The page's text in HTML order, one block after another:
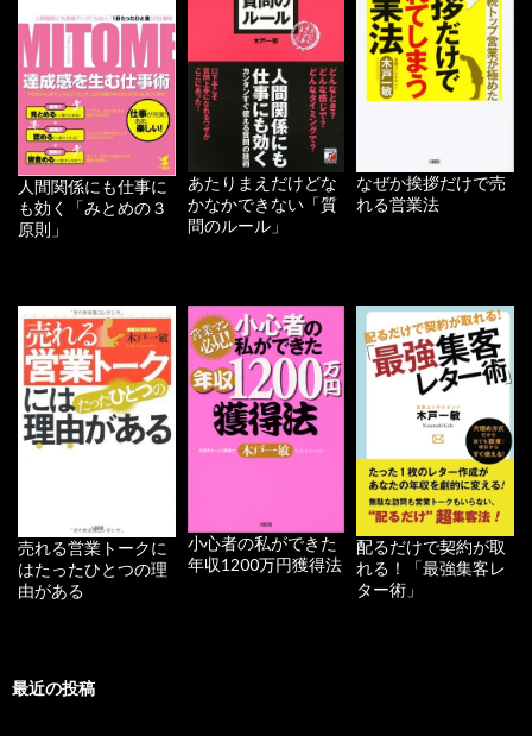
人間関係にも仕事に
も効く「みとめの３
原則」
あたりまえだけどな
かなかできない「質
問のルール」
なぜか挨拶だけで売
れる営業法
売れる営業トークに
はたったひとつの理
由がある
小心者の私ができた
年収1200万円獲得法
配るだけで契約が取
れる！「最強集客レ
ター術」
最近の投稿